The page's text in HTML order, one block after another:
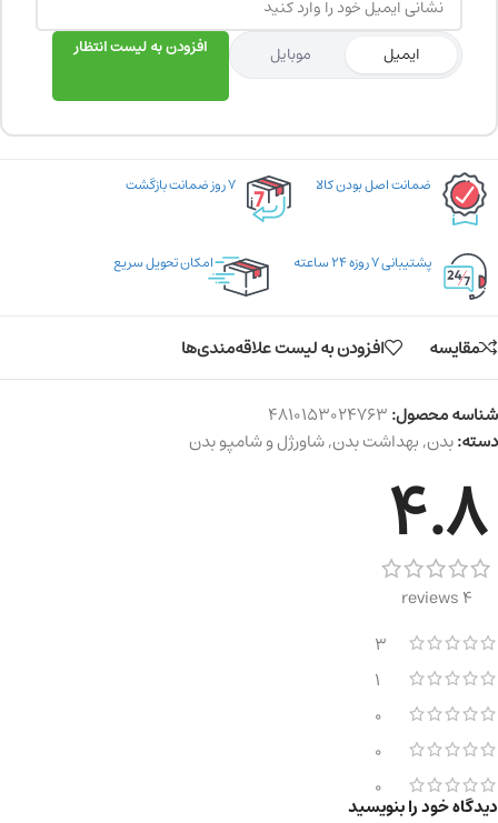
ایمیل موبایل افزودن به لیست انتظار
ضمانت اصل بودن کالا ۷ روز ضمانت بازگشت
پشتیبانی ۷ روزه ۲۴ ساعته امکان تحویل سریع
مقایسه افزودن به لیست علاقه‌مندی‌ها
شناسه محصول:4810153024763
دسته:بدن,بهداشت بدن,شاورژل و شامپو بدن
4.8
4 reviews
3
1
0
0
0
دیدگاه خود را بنویسید